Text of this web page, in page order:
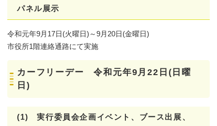
パネル展示
令和元年9月17日(火曜日)～9月20日(金曜日)
市役所1階連絡通路にて実施
カーフリーデー 令和元年9月22日(日曜
日)
(1) 実行委員会企画イベント、ブース出展、